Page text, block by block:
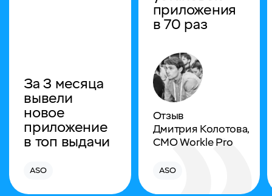
За 3 месяца
вывели
новое
приложение
в топ выдачи
ASO
приложения
в 70 раз
Отзыв
Дмитрия Колотова,
СMO Workle Pro
ASO